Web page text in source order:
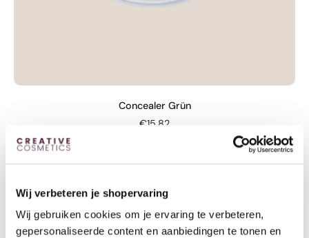
Wij verbeteren je shopervaring
Wij gebruiken cookies om je ervaring te verbeteren,
gepersonaliseerde content en aanbiedingen te tonen en
Concealer Grün
€15,82